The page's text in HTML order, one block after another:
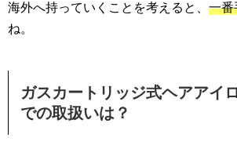
海外へ持っていくことを考えると、 一番
ね。
ガスカートリッジ式ヘアア
での取扱いは？